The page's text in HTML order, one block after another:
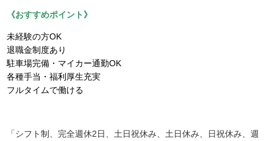
《おすすめポイント》
未経験の方OK
退職金制度あり
駐車場完備・マイカー通勤OK
各種手当・福利厚生充実
フルタイムで働ける
「シフト制、完全週休2日、土日祝休み、土日休み、日祝休み、週